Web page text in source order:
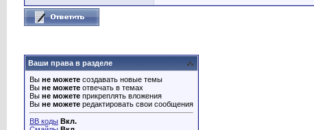
Ваши права в разделе
Вы не можете создавать новые темы
Вы не можете отвечать в темах
Вы не можете прикреплять вложения
Вы не можете редактировать свои сообщения
BB коды Вкл.